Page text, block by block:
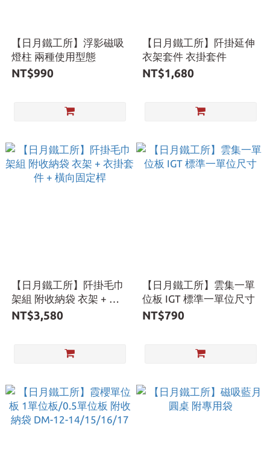
【日月鐵工所】浮影磁吸
燈柱 兩種使用型態
NT$990
【日月鐵工所】阡掛延伸
衣架套件 衣掛套件
NT$1,680
【日月鐵工所】阡掛毛巾
架組 附收納袋 衣架 + 衣
掛套件 + 橫向固定桿
NT$3,580
【日月鐵工所】雲集一單
位板 IGT 標準一單位尺寸
NT$790